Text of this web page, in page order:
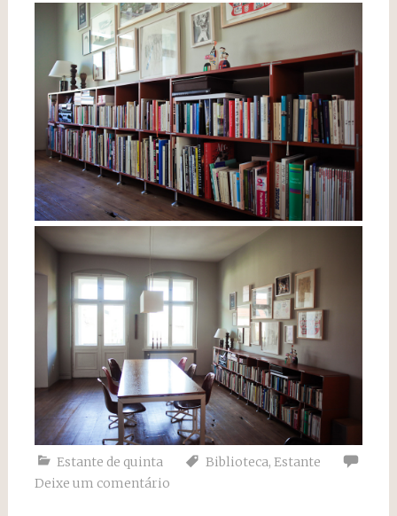
Estante de quinta Biblioteca, Estante
Deixe um comentário